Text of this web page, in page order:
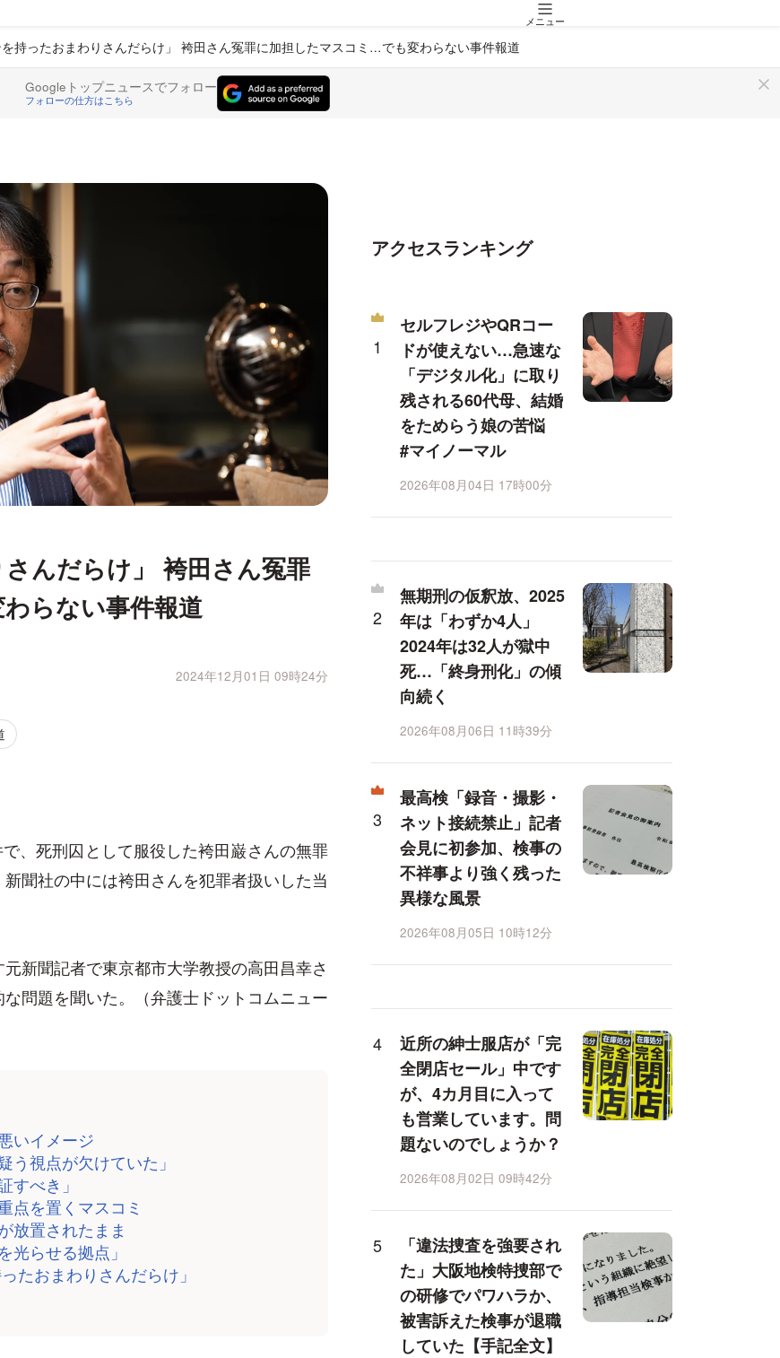
メニュー
を持ったおまわりさんだらけ」 袴田さん冤罪に加担したマスコミ…でも変わらない事件報道
Googleトップニュースでフォロー
フォローの仕方はこちら
んだらけ」 袴田さん冤罪
らない事件報道
2024年12月01日 09時24分
、死刑囚として服役した袴田巌さんの無罪
聞社の中には袴田さんを犯罪者扱いした当
新聞記者で東京都市大学教授の高田昌幸さ
問題を聞いた。（弁護士ドットコムニュー
いイメージ
う視点が欠けていた」
すべき」
を置くマスコミ
放置されたまま
光らせる拠点」
たおまわりさんだらけ」
アクセスランキング
セルフレジやQRコー
ドが使えない…急速な
「デジタル化」に取り
残される60代母、結婚
をためらう娘の苦悩
#マイノーマル
2026年08月04日 17時00分
無期刑の仮釈放、2025
年は「わずか4人」
2024年は32人が獄中
死…「終身刑化」の傾
向続く
2026年08月06日 11時39分
最高検「録音・撮影・
ネット接続禁止」記者
会見に初参加、検事の
不祥事より強く残った
異様な風景
2026年08月05日 10時12分
近所の紳士服店が「完
全閉店セール」中です
が、4カ月目に入って
も営業しています。問
題ないのでしょうか？
2026年08月02日 09時42分
「違法捜査を強要され
た」大阪地検特捜部で
の研修でパワハラか、
被害訴えた検事が退職
していた【手記全文】